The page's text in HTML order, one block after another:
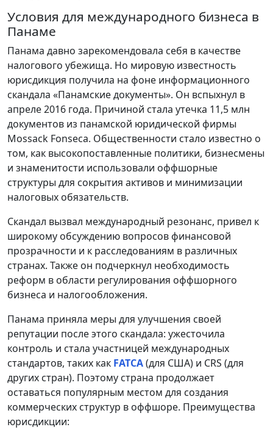
Условия для международного бизнеса в
Панаме
Панама давно зарекомендовала себя в качестве
налогового убежища. Но мировую известность
юрисдикция получила на фоне информационного
скандала «Панамские документы». Он вспыхнул в
апреле 2016 года. Причиной стала утечка 11,5 млн
документов из панамской юридической фирмы
Mossack Fonseca. Общественности стало известно о
том, как высокопоставленные политики, бизнесмены
и знаменитости использовали оффшорные
структуры для сокрытия активов и минимизации
налоговых обязательств.
Скандал вызвал международный резонанс, привел к
широкому обсуждению вопросов финансовой
прозрачности и к расследованиям в различных
странах. Также он подчеркнул необходимость
реформ в области регулирования оффшорного
бизнеса и налогообложения.
Панама приняла меры для улучшения своей
репутации после этого скандала: ужесточила
контроль и стала участницей международных
стандартов, таких как FATCA(для США) и CRS (для
других стран). Поэтому страна продолжает
оставаться популярным местом для создания
коммерческих структур в оффшоре. Преимущества
юрисдикции: